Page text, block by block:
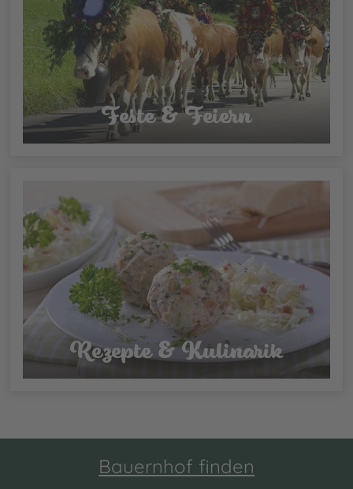
Feste & Feiern
Rezepte & Kulinarik
Bauernhof finden